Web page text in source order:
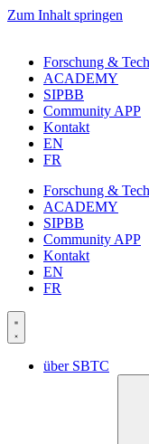
Zum Inhalt springen
Forschung &
ACADEMY
SIPBB
Community APP
Kontakt
EN
FR
Forschung &
ACADEMY
SIPBB
Community APP
Kontakt
EN
FR
über SBTC